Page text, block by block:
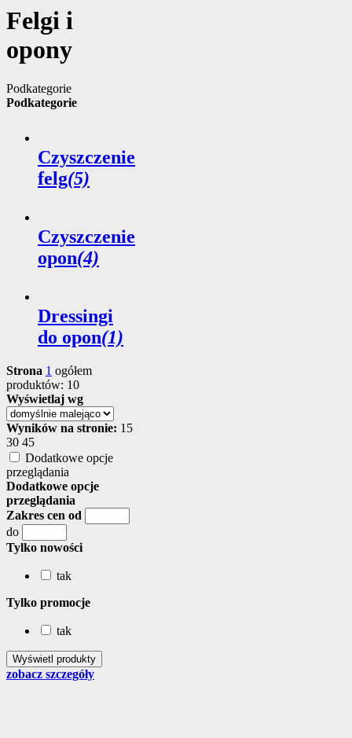
Felgi i
opony
Podkategorie
Podkategorie
Czyszczenie
felg(5)
Czyszczenie
opon(4)
Dressingi
do opon(1)
Strona 1 ogółem
produktów: 10
Wyświetlaj wg
Wyników na stronie: 15
30 45
Dodatkowe opcje
przeglądania
Dodatkowe opcje
przeglądania
Zakres cen od
do
Tylko nowości
tak
Tylko promocje
tak
zobacz szczegóły